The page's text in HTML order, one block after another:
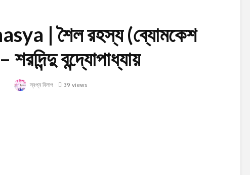
| শৈল রহস্য (ব্যোমকেশ
শরদিন্দু বন্দ্যোপাধ্যায়
স্বপ্ন বিলাপ 39 views